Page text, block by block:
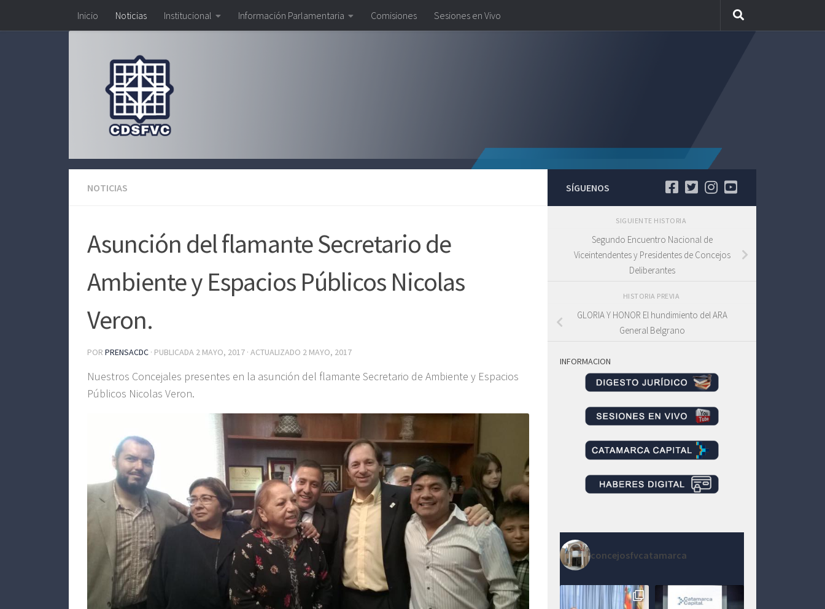
Saltar al contenido
Inicio Noticias Institucional Información Parlamentaria Comisiones Sesiones en Vivo
NOTICIAS
Asunción del flamante Secretario de
Ambiente y Espacios Públicos Nicolas
Veron.
POR PRENSACDC · PUBLICADA 2 MAYO, 2017 · ACTUALIZADO 2 MAYO, 2017
Nuestros Concejales presentes en la asunción del flamante Secretario de Ambiente y Espacios
Públicos Nicolas Veron.
SÍGUENOS
SIGUIENTE HISTORIA
Segundo Encuentro Nacional de
Viceintendentes y Presidentes de Concejos
Deliberantes
HISTORIA PREVIA
GLORIA Y HONOR El hundimiento del ARA
General Belgrano
INFORMACION
concejosfvcatamarca